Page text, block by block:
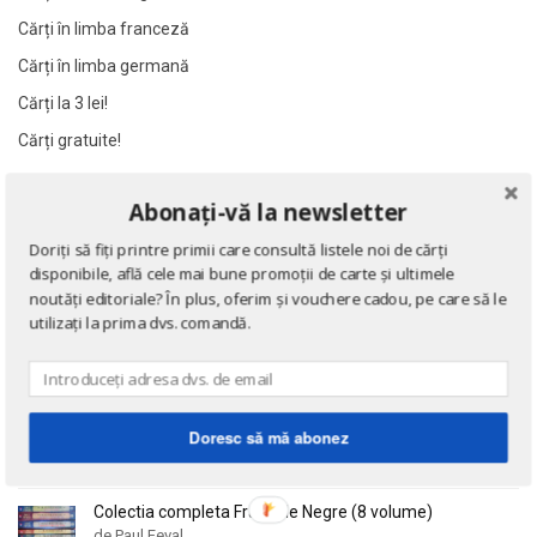
Al. Philippide
Alain Besancon
Alain Bombard
Alain Danielou
Alain Lallemand
Alain Lesage
Alain Manevy
Alan Butler
Alan Dean Foster
Al. Philippide
Alain Besancon
Alain Bombard
Alain Danielou
Alain Lallemand
Alain Lesage
Alain Manevy
Alan Butler
Alan Dean Foster
Cărți în limba franceză
Cărți în limba germană
Cărți la 3 lei!
Cărți gratuite!
Eseuri
de Emil Cioran
Doctrina sau Cele patru carti clasice ale Chinei
de Confucius
Colectia completa Fracurile Negre (8 volume)
Abonați-vă la newsletter
Doriți să fiți printre primii care consultă listele noi de cărți
disponibile, află cele mai bune promoții de carte și ultimele
noutăți editoriale? În plus, oferim și vouchere cadou, pe care să le
utilizați la prima dvs. comandă.
Doresc să mă abonez